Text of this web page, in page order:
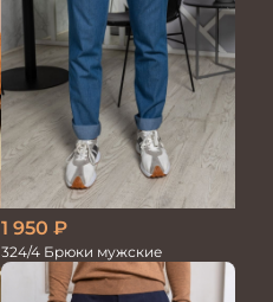
1 950 ₽
324/4 Брюки мужские